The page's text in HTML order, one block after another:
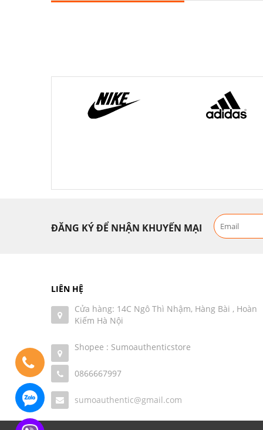
ĐĂNG KÝ ĐỂ NHẬN KHUYẾN MẠI
LIÊN HỆ
Cửa hàng: 14C Ngô Thì Nhậm, Hàng Bài , Hoàn
Kiếm Hà Nội
Shopee : Sumoauthenticstore
0866667997
sumoauthentic@gmail.com